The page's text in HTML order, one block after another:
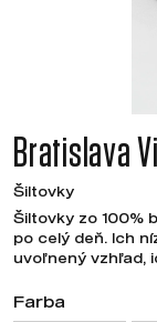
Bratislava
Šiltovky
Šiltovky zo 100%
po celý deň. Ich
uvoľnený vzhľad,
Farba